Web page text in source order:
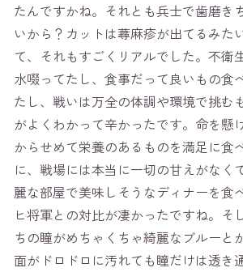
たんですかね。それとも兵士で歯磨き
いから？カットは蕁麻疹が出てるみた
て、それもすごくリアルでした。不衛
水啜ってたし、食事だって良いもの食
たし、戦いは万全の体調や環境で挑む
がよくわかって辛かったです。命を懸
からせめて栄養のあるものを満足に食
に、戦場には本当に一切の甘えがなく
麗な部屋で美味しそうなディナーを食
ヒ将軍との対比が凄かったですね。そ
ちの瞳がめちゃくちゃ綺麗なブルーと
面がドロドロに汚れても瞳だけは透き